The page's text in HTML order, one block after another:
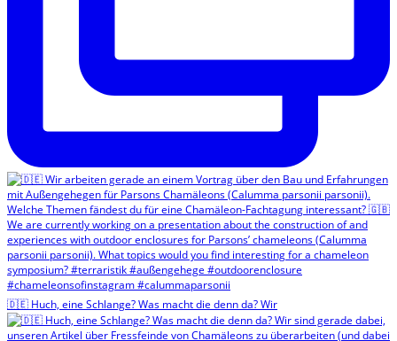
🇩🇪 Huch, eine Schlange? Was macht die denn da? Wir